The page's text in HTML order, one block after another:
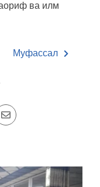
ва илм
Муфассал